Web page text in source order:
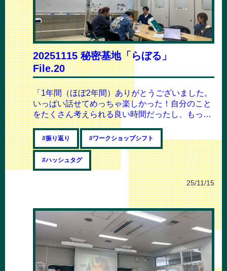
20251115 秘密基地「らぼる」
File.20
「1年間（ほぼ2年間）ありがとうございました。
いっぱい話せてめっちゃ楽しかった！自分のこと
をたくさん考えられる良い時間だったし、もっと
積極的になっていろんなことに触れていこー...
#振り返り #ワークショップシフト
#ハッシュタグ
25/11/15